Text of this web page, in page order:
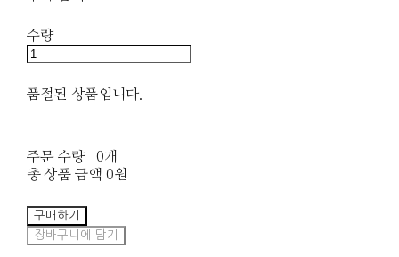
수량
품절된 상품입니다.
주문 수량
0개
총 상품 금액 0원
구매하기
장바구니에 담기